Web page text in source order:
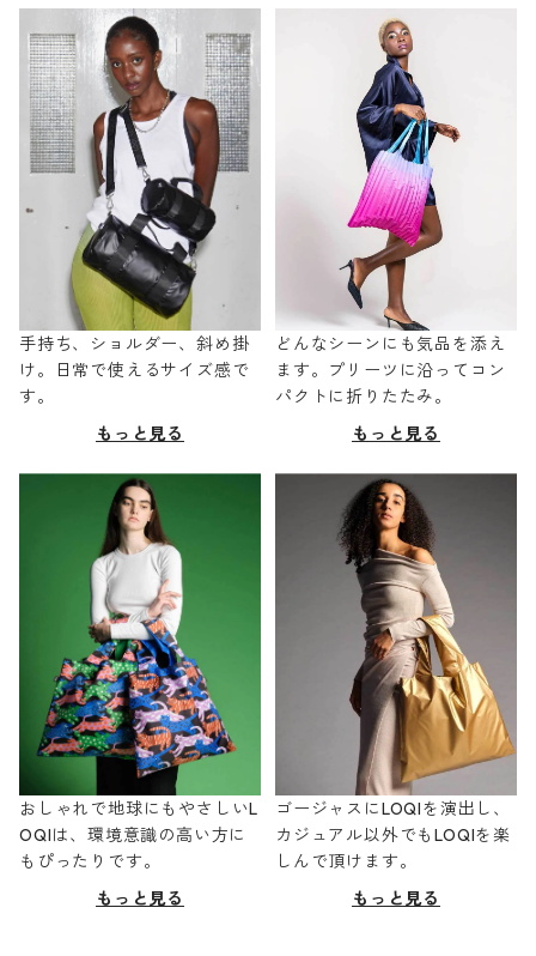
手持ち、ショルダー、斜め掛
け。日常で使えるサイズ感で
す。
もっと見る
どんなシーンにも気品を添え
ます。プリーツに沿ってコン
パクトに折りたたみ。
もっと見る
おしゃれで地球にもやさしいL
OQIは、環境意識の高い方に
もぴったりです。
もっと見る
ゴージャスにLOQIを演出し、
カジュアル以外でもLOQIを楽
しんで頂けます。
もっと見る